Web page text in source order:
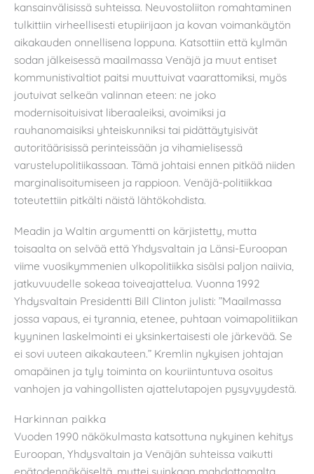
kansainvälisissä suhteissa. Neuvostoliiton romahtaminen
tulkittiin virheellisesti etupiirijaon ja kovan voimankäytön
aikakauden onnellisena loppuna. Katsottiin että kylmän
sodan jälkeisessä maailmassa Venäjä ja muut entiset
kommunistivaltiot paitsi muuttuivat vaarattomiksi, myös
joutuivat selkeän valinnan eteen: ne joko
modernisoituisivat liberaaleiksi, avoimiksi ja
rauhanomaisiksi yhteiskunniksi tai pidättäytyisivät
autoritäärisissä perinteissään ja vihamielisessä
varustelupolitiikassaan. Tämä johtaisi ennen pitkää niiden
marginalisoitumiseen ja rappioon. Venäjä-politiikkaa
toteutettiin pitkälti näistä lähtökohdista.
Meadin ja Waltin argumentti on kärjistetty, mutta
toisaalta on selvää että Yhdysvaltain ja Länsi-Euroopan
viime vuosikymmenien ulkopolitiikka sisälsi paljon naiivia,
jatkuvuudelle sokeaa toiveajattelua. Vuonna 1992
Yhdysvaltain Presidentti Bill Clinton julisti: ”Maailmassa
jossa vapaus, ei tyrannia, etenee, puhtaan voimapolitiikan
kyyninen laskelmointi ei yksinkertaisesti ole järkevää. Se
ei sovi uuteen aikakauteen.” Kremlin nykyisen johtajan
omapäinen ja tyly toiminta on kouriintuntuva osoitus
vanhojen ja vahingollisten ajattelutapojen pysyvyydestä.
Harkinnan paikka
Vuoden 1990 näkökulmasta katsottuna nykyinen kehitys
Euroopan, Yhdysvaltain ja Venäjän suhteissa vaikutti